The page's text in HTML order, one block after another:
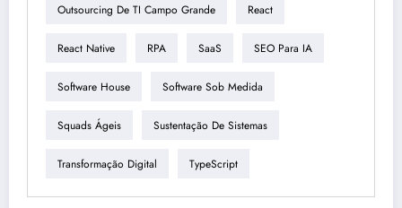
Outsourcing De TI Campo Grande React
React Native RPA SaaS SEO Para IA
Software House Software Sob Medida
Squads Ágeis Sustentação De Sistemas
Transformação Digital TypeScript